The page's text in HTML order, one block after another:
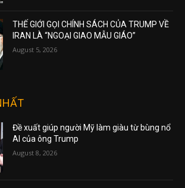
THẾ GIỚI GỌI CHÍNH SÁCH CỦA TRUMP VỀ
IRAN LÀ “NGOẠI GIAO MẪU GIÁO”
August 5, 2026
Đề xuất giúp người Mỹ làm giàu từ bùng nổ
AI của ông Trump
August 8, 2026